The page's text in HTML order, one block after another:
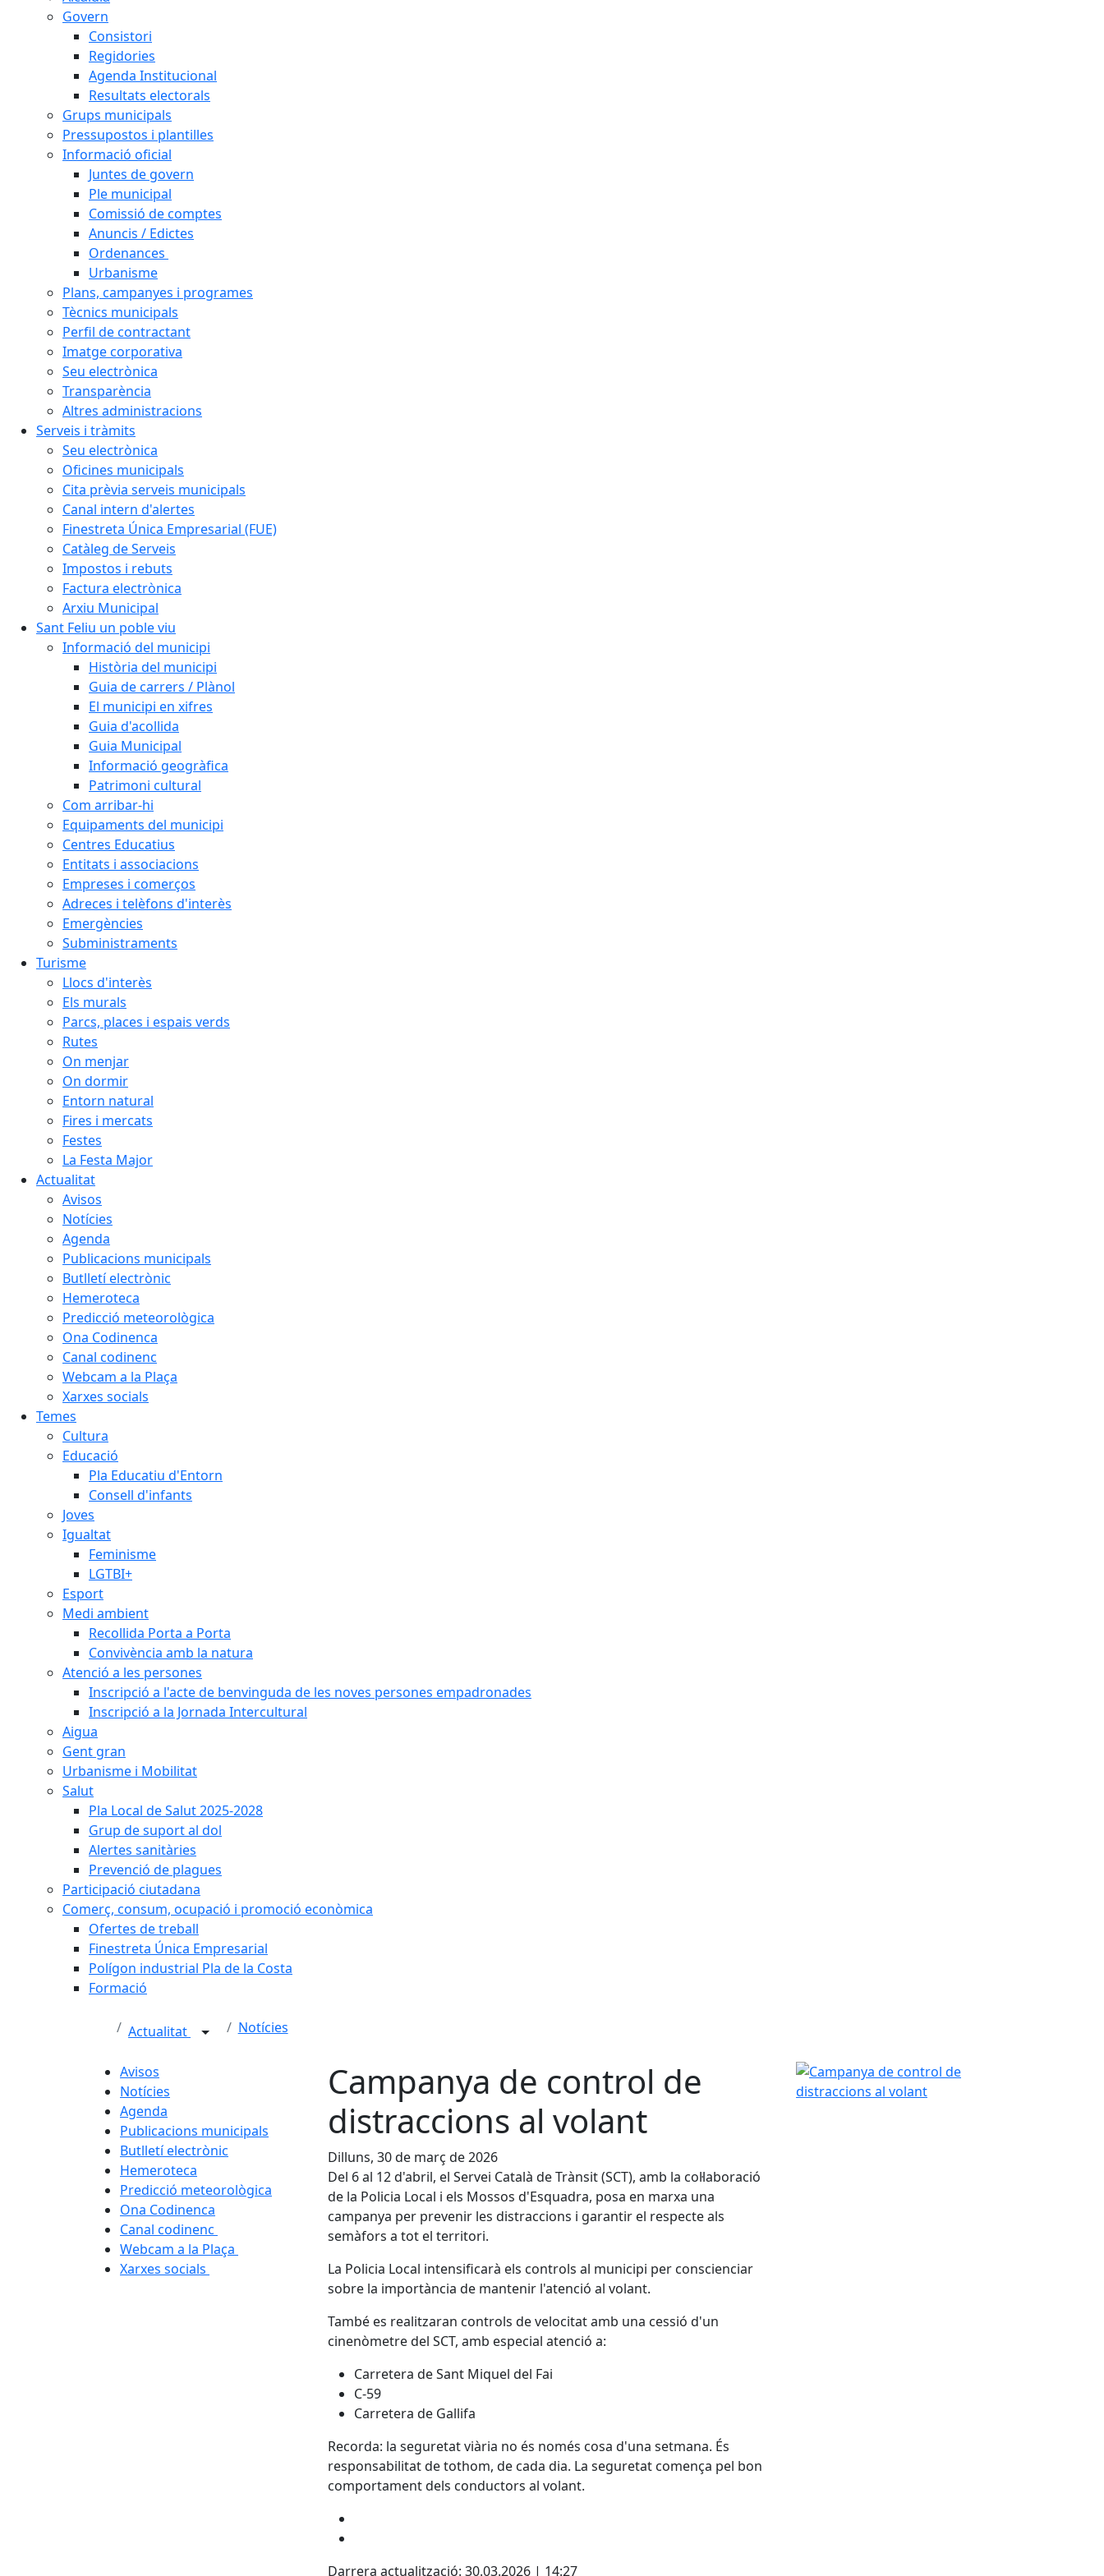
Govern
Consistori
Regidories
Agenda Institucional
Resultats electorals
Grups municipals
Pressupostos i plantilles
Informació oficial
Juntes de govern
Ple municipal
Comissió de comptes
Anuncis / Edictes
Ordenances
Urbanisme
Plans, campanyes i programes
Tècnics municipals
Perfil de contractant
Imatge corporativa
Seu electrònica
Transparència
Altres administracions
Serveis i tràmits
Seu electrònica
Oficines municipals
Cita prèvia serveis municipals
Canal intern d'alertes
Finestreta Única Empresarial (FUE)
Catàleg de Serveis
Impostos i rebuts
Factura electrònica
Arxiu Municipal
Sant Feliu un poble viu
Informació del municipi
Història del municipi
Guia de carrers / Plànol
El municipi en xifres
Guia d'acollida
Guia Municipal
Informació geogràfica
Patrimoni cultural
Com arribar-hi
Equipaments del municipi
Centres Educatius
Entitats i associacions
Empreses i comerços
Adreces i telèfons d'interès
Emergències
Subministraments
Turisme
Llocs d'interès
Els murals
Parcs, places i espais verds
Rutes
On menjar
On dormir
Entorn natural
Fires i mercats
Festes
La Festa Major
Actualitat
Avisos
Notícies
Agenda
Publicacions municipals
Butlletí electrònic
Hemeroteca
Predicció meteorològica
Ona Codinenca
Canal codinenc
Webcam a la Plaça
Xarxes socials
Temes
Cultura
Educació
Pla Educatiu d'Entorn
Consell d'infants
Joves
Igualtat
Feminisme
LGTBI+
Esport
Medi ambient
Recollida Porta a Porta
Convivència amb la natura
Atenció a les persones
Inscripció a l'acte de benvinguda de les noves persones empadronades
Inscripció a la Jornada Intercultural
Aigua
Gent gran
Urbanisme i Mobilitat
Salut
Pla Local de Salut 2025-2028
Grup de suport al dol
Alertes sanitàries
Prevenció de plagues
Participació ciutadana
Comerç, consum, ocupació i promoció econòmica
Ofertes de treball
Finestreta Única Empresarial
Polígon industrial Pla de la Costa
Formació
Actualitat Notícies
Avisos
Notícies
Agenda
Publicacions municipals
Butlletí electrònic
Hemeroteca
Predicció meteorològica
Ona Codinenca
Canal codinenc
Webcam a la Plaça
Xarxes socials
Campanya de control de
distraccions al volant
Dilluns, 30 de març de 2026
Del 6 al 12 d'abril, el Servei Català de Trànsit (SCT), amb la col·laboració
de la Policia Local i els Mossos d'Esquadra, posa en marxa una
campanya per prevenir les distraccions i garantir el respecte als
semàfors a tot el territori.
La Policia Local intensificarà els controls al municipi per conscienciar
sobre la importància de mantenir l'atenció al volant.
També es realitzaran controls de velocitat amb una cessió d'un
cinenòmetre del SCT, amb especial atenció a:
Carretera de Sant Miquel del Fai
C-59
Carretera de Gallifa
Recorda: la seguretat viària no és només cosa d'una setmana. És
responsabilitat de tothom, de cada dia. La seguretat comença pel bon
comportament dels conductors al volant.
Darrera actualització: 30.03.2026 | 14:27
Campanya de control de distraccions al volant